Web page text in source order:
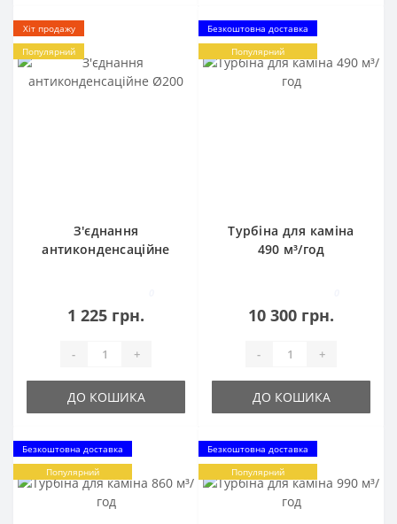
Хіт продажу
Популярний
З'єднання
антиконденсаційне
1 225 грн.
- +
ДО КОШИКА
Безкоштовна доставка
Популярний
Турбіна для каміна
490 м³/год
10 300 грн.
- +
ДО КОШИКА
Безкоштовна доставка
Популярний
Безкоштовна доставка
Популярний